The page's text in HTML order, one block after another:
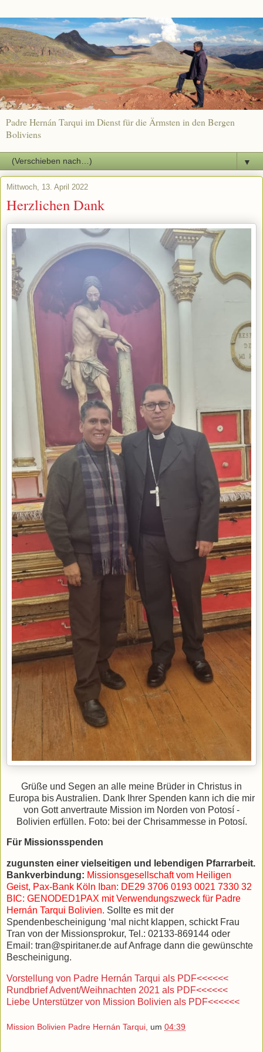
Padre Hernán Tarqui im Dienst für die Ärmsten in den Bergen
Boliviens
▼
Mittwoch, 13. April 2022
Herzlichen Dank
Grüße und Segen an alle meine Brüder in Christus in
Europa bis Australien. Dank Ihrer Spenden kann ich die mir
von Gott anvertraute Mission im Norden von Potosí -
Bolivien erfüllen. Foto: bei der Chrisammessein Potosí.
Für Missionsspenden
zugunsten einer vielseitigen und lebendigen Pfarrarbeit.
Bankverbindung: Missionsgesellschaft vom Heiligen
Geist, Pax-Bank Köln Iban: DE29 3706 0193 0021 7330 32
BIC: GENODED1PAX mit Verwendungszweck für Padre
Hernán Tarqui Bolivien. Sollte es mit der
Spendenbescheinigung ‘mal nicht klappen, schickt Frau
Tran von der Missionsprokur, Tel.: 02133-869144 oder
Email: tran@spiritaner.de auf Anfrage dann die gewünschte
Bescheinigung.
Vorstellung von Padre Hernán Tarqui als PDF<<<<<<
Rundbrief Advent/Weihnachten 2021 als PDF<<<<<<
Liebe Unterstützer von Mission Bolivien als PDF<<<<<<
Mission Bolivien Padre Hernán Tarqui, um 04:39